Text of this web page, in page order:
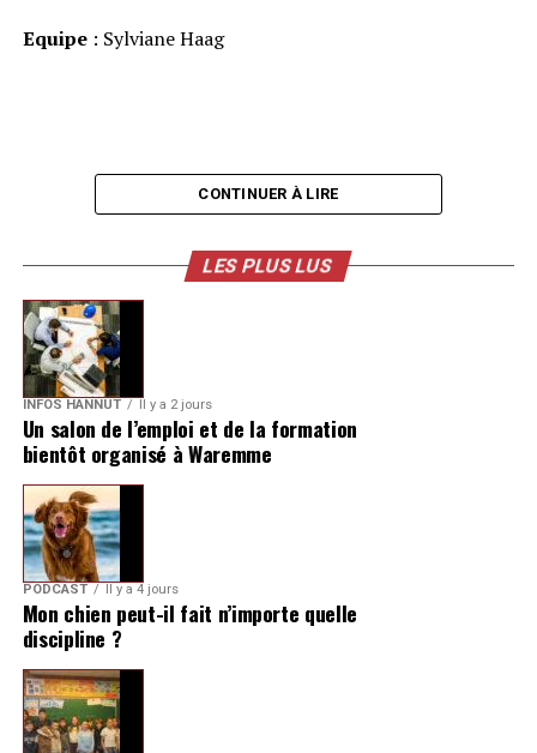
Equipe: Sylviane Haag
CONTINUER À LIRE
LES PLUS LUS
INFOS HANNUT Il y a 2 jours
Un salon de l’emploi et de la formation
bientôt organisé à Waremme
PODCAST Il y a 4 jours
Mon chien peut-il fait n’importe quelle
discipline ?